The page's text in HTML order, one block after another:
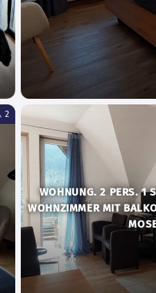
2
WOHNUNG. 2 PERS. 1
WOHNZIMMER MIT